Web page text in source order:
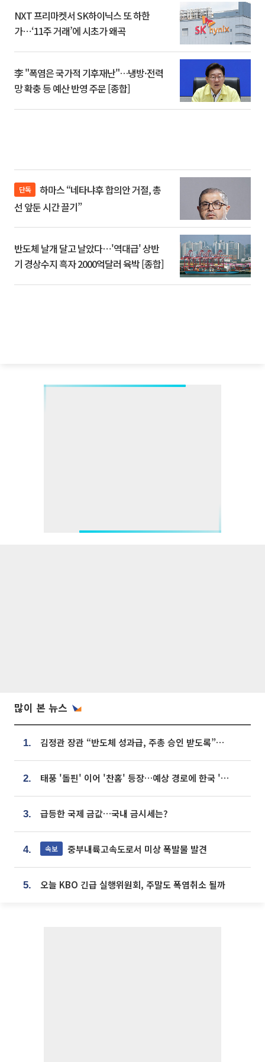
NXT 프리마켓서 SK하이닉스 또 하한
가⋯‘11주 거래’에 시초가 왜곡
李 "폭염은 국가적 기후재난"…냉방·전력
망 확충 등 예산 반영 주문 [종합]
단독
선 앞둔 시간 끌기”
반도체 날개 달고 날았다⋯'역대급' 상반
기 경상수지 흑자 2000억달러 육박 [종합]
많이 본 뉴스
1. 김정관 장관 “반도체 성과급, 주총 승인 받도록”…상법·자본시장법 개정 시사
2. 태풍 '돌핀' 이어 '찬홈' 등장…예상 경로에 한국 '한숨'
3. 급등한 국제 금값…국내 금시세는?
4. 속보 중부내륙고속도로서 미상 폭발물 발견
5. 오늘 KBO 긴급 실행위원회, 주말도 폭염취소 될까